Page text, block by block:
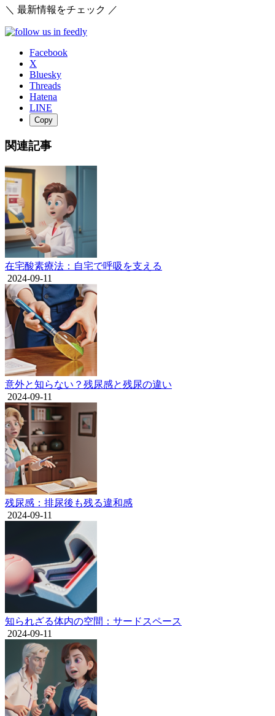
＼ 最新情報をチェック ／
Facebook
X
Bluesky
Threads
Hatena
LINE
Copy
関連記事
在宅酸素療法：自宅で呼吸を支える
2024-09-11
意外と知らない？残尿感と残尿の違い
2024-09-11
残尿感：排尿後も残る違和感
2024-09-11
知られざる体内の空間：サードスペース
2024-09-11